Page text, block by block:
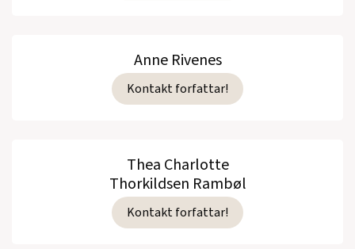
Anne Rivenes
Kontakt forfattar!
Thea Charlotte
Thorkildsen Rambøl
Kontakt forfattar!